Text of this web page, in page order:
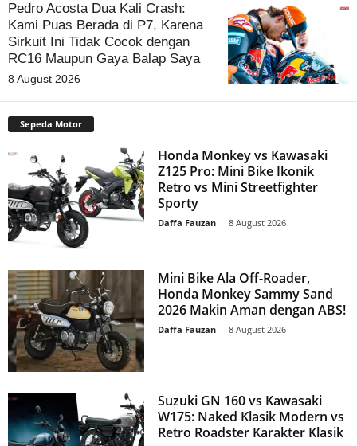
Pedro Acosta Dua Kali Crash:
Kami Puas Berada di P7, Karena
Sirkuit Ini Tidak Cocok dengan
RC16 Maupun Gaya Balap Saya
8 August 2026
Sepeda Motor
Honda Monkey vs Kawasaki
Z125 Pro: Mini Bike Ikonik
Retro vs Mini Streetfighter
Sporty
Daffa Fauzan 8 August 2026
Mini Bike Ala Off-Roader,
Honda Monkey Sammy Sand
2026 Makin Aman dengan ABS!
Daffa Fauzan 8 August 2026
Suzuki GN 160 vs Kawasaki
W175: Naked Klasik Modern vs
Retro Roadster Karakter Klasik